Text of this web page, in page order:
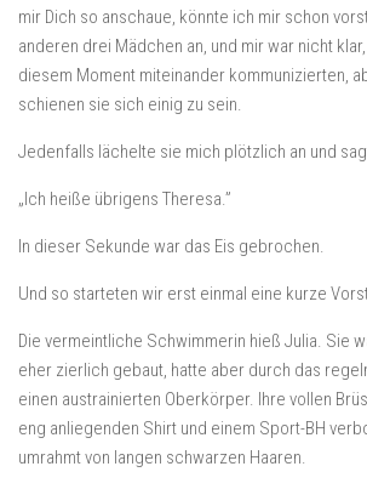
mir Dich so anschaue, könnte ich mir schon
anderen drei Mädchen an, und mir war nicht
diesem Moment miteinander kommunizierten,
schienen sie sich einig zu sein.
Jedenfalls lächelte sie mich plötzlich an und
„Ich heiße übrigens Theresa.”
In dieser Sekunde war das Eis gebrochen.
Und so starteten wir erst einmal eine kurze
Die vermeintliche Schwimmerin hieß Julia. Sie
eher zierlich gebaut, hatte aber durch das
einen austrainierten Oberkörper. Ihre vollen
eng anliegenden Shirt und einem Sport-BH
umrahmt von langen schwarzen Haaren.